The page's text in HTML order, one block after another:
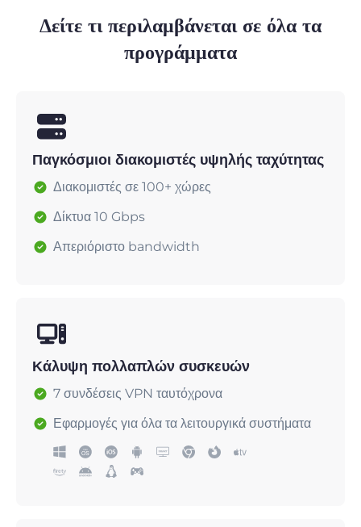
Δείτε τι περιλαμβάνεται σε όλα τα
προγράμματα
Παγκόσμιοι διακομιστές υψηλής ταχύτητας
Διακομιστές σε 100+ χώρες
Δίκτυα 10 Gbps
Απεριόριστο bandwidth
Κάλυψη πολλαπλών συσκευών
7 συνδέσεις VPN ταυτόχρονα
Εφαρμογές για όλα τα λειτουργικά συστήματα